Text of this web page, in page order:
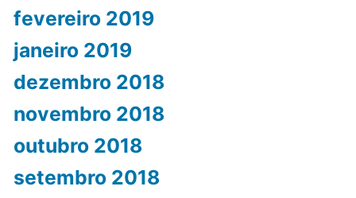
fevereiro 2019
janeiro 2019
dezembro 2018
novembro 2018
outubro 2018
setembro 2018